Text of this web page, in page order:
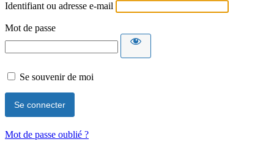
Identifiant ou adresse e-mail
Mot de passe
Se souvenir de moi
Mot de passe oublié ?